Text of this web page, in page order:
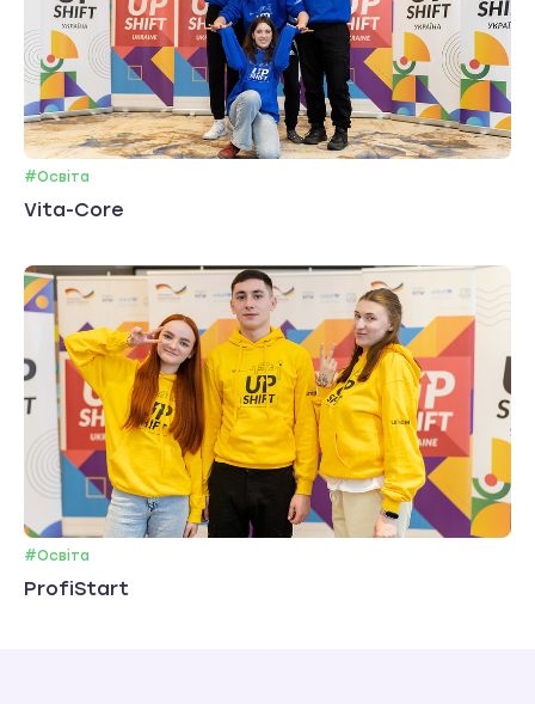
#Освіта
Vita-Core
#Освіта
ProfiStart